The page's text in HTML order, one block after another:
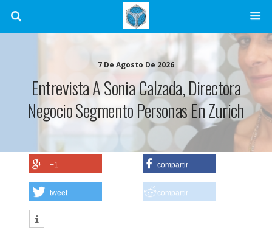
7 De Agosto De 2026
Entrevista A Sonia Calzada, Directora
Negocio Segmento Personas En Zurich
+1 compartir
tweet compartir